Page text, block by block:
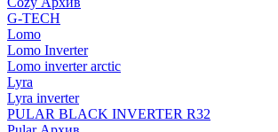
G-TECH
Lomo
Lomo Inverter
Lomo inverter arctic
Lyra
Lyra inverter
PULAR BLACK INVERTER R32